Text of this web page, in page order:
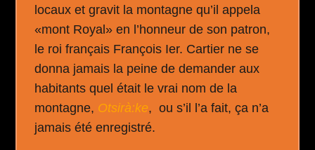
locaux et gravit la montagne qu’il appela
«mont Royal» en l’honneur de son patron,
le roi français François Ier. Cartier ne se
donna jamais la peine de demander aux
habitants quel était le vrai nom de la
montagne, Otsirà:ke, ou s’il l’a fait, ça n’a
jamais été enregistré.